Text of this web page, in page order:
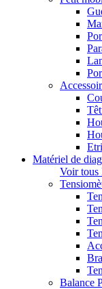
Matériel de
Voir tous
Balance